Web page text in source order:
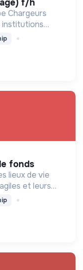
f/h
Chargeurs
institutions
fonds
lieux de vie
et leurs
: - Le vivre-
L’écologie